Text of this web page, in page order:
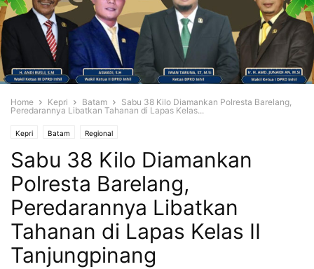
Home Kepri Batam
Sabu 38 Kilo Diamankan Polresta Barelang,
Peredarannya Libatkan Tahanan di Lapas Kelas...
Kepri Batam Regional
Sabu 38 Kilo Diamankan
Polresta Barelang,
Peredarannya Libatkan
Tahanan di Lapas Kelas II
Tanjungpinang